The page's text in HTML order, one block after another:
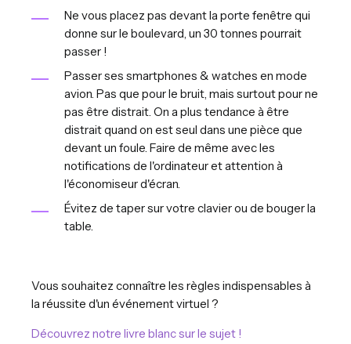
Ne vous placez pas devant la porte fenêtre qui
donne sur le boulevard, un 30 tonnes pourrait
passer !
Passer ses smartphones & watches en mode
avion. Pas que pour le bruit, mais surtout pour ne
pas être distrait. On a plus tendance à être
distrait quand on est seul dans une pièce que
devant un foule. Faire de même avec les
notifications de l'ordinateur et attention à
l'économiseur d'écran.
Évitez de taper sur votre clavier ou de bouger la
table.
Vous souhaitez connaître les règles indispensables à
la réussite d'un événement virtuel ?
Découvrez notre livre blanc sur le sujet !